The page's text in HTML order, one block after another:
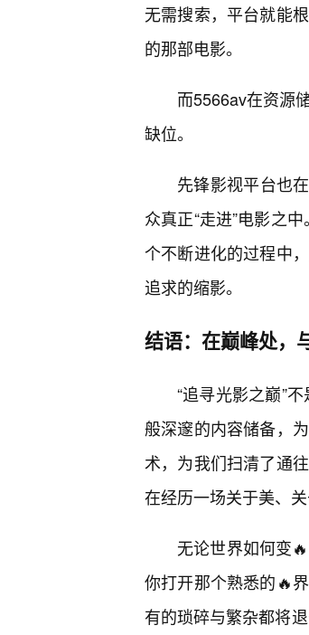
无需搜索，平台就能
的那部电影。
而5566av在资源
缺位。
先锋影视平台也
众真正“走进”电影之
个不断进化的过程中
追求的缩影。
结语：在巅峰处，
“追寻光影之巅”
般深邃的内容储备，
术，为我们扫清了通
在经历一场关于美、
无论世界如何变
你打开那个熟悉的🔥
有的琐碎与繁杂都将